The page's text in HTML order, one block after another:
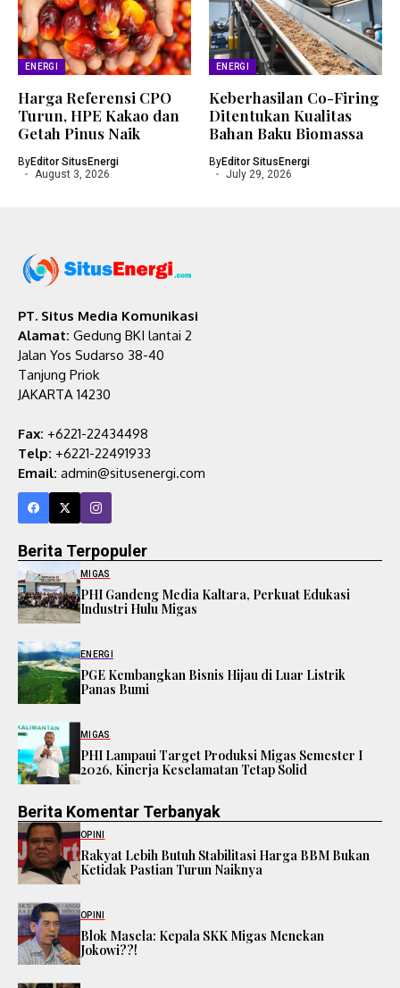
ENERGI
Harga Referensi CPO
Turun, HPE Kakao dan
Getah Pinus Naik
ByEditor SitusEnergi
August 3, 2026
ENERGI
Keberhasilan Co-Firing
Ditentukan Kualitas
Bahan Baku Biomassa
ByEditor SitusEnergi
July 29, 2026
PT. Situs Media Komunikasi
Alamat: Gedung BKI lantai 2
Jalan Yos Sudarso 38-40
Tanjung Priok
JAKARTA 14230
Fax: +6221-22434498
Telp: +6221-22491933
Email: admin@situsenergi.com
Berita Terpopuler
MIGAS
PHI Gandeng Media Kaltara, Perkuat Edukasi
Industri Hulu Migas
ENERGI
PGE Kembangkan Bisnis Hijau di Luar Listrik
Panas Bumi
MIGAS
PHI Lampaui Target Produksi Migas Semester I
2026, Kinerja Keselamatan Tetap Solid
Berita Komentar Terbanyak
OPINI
Rakyat Lebih Butuh Stabilitasi Harga BBM Bukan
Ketidak Pastian Turun Naiknya
OPINI
Blok Masela: Kepala SKK Migas Menekan
Jokowi??!